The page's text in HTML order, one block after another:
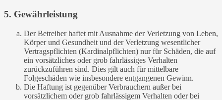
5. Gewährleistung
Der Betreiber haftet mit Ausnahme der Verletzung von Leben,
Körper und Gesundheit und der Verletzung wesentlicher
Vertragspflichten (Kardinalpflichten) nur für Schäden, die auf
ein vorsätzliches oder grob fahrlässiges Verhalten
zurückzuführen sind. Dies gilt auch für mittelbare
Folgeschäden wie insbesondere entgangenen Gewinn.
Die Haftung ist gegenüber Verbrauchern außer bei
vorsätzlichem oder grob fahrlässigem Verhalten oder bei